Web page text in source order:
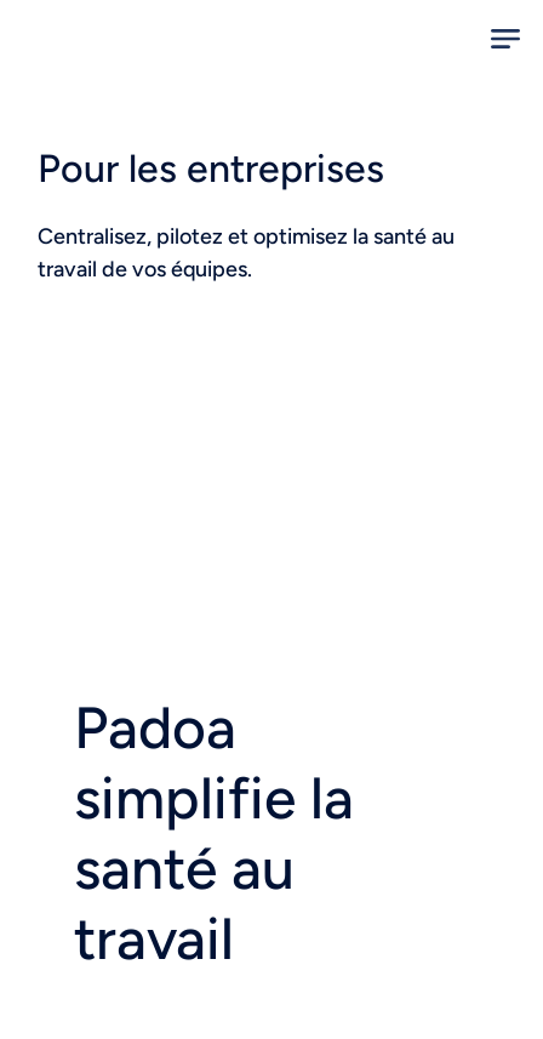
Pour les entreprises
Centralisez, pilotez et optimisez la santé au
travail de vos équipes.
Padoa
simplifie la
santé au
travail